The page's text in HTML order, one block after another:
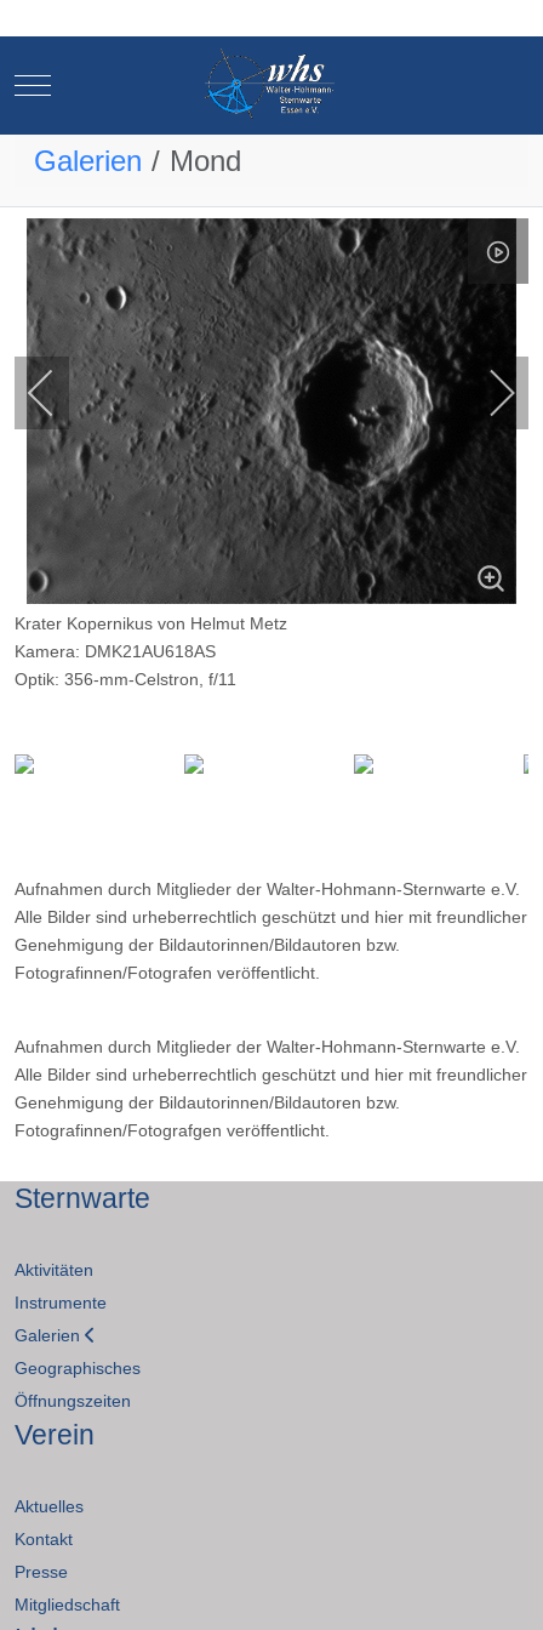
Mobile Menu Toggle
Galerien Mond
Krater Kopernikus von Helmut Metz
Kamera: DMK21AU618AS
Optik: 356-mm-Celstron, f/11
Ort: WHS-Essen
Aufnahmen durch Mitglieder der Walter-Hohmann-Sternwarte e.V.
Alle Bilder sind urheberrechtlich geschützt und hier mit freundlicher
Genehmigung der Bildautorinnen/Bildautoren bzw.
Fotografinnen/Fotografen veröffentlicht.
Aufnahmen durch Mitglieder der Walter-Hohmann-Sternwarte e.V.
Alle Bilder sind urheberrechtlich geschützt und hier mit freundlicher
Genehmigung der Bildautorinnen/Bildautoren bzw.
Fotografinnen/Fotografgen veröffentlicht.
Sternwarte
Aktivitäten
Instrumente
Galerien
Geographisches
Öffnungszeiten
Verein
Aktuelles
Kontakt
Presse
Mitgliedschaft